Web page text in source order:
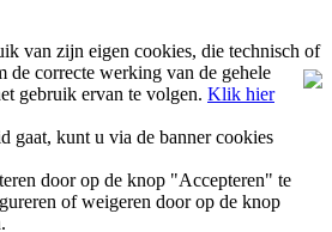
van zijn eigen cookies, die technisch of
de correcte werking van de gehele
gebruik ervan te volgen. Klik hier
gaat, kunt u via de banner cookies
door op de knop "Accepteren" te
of weigeren door op de knop